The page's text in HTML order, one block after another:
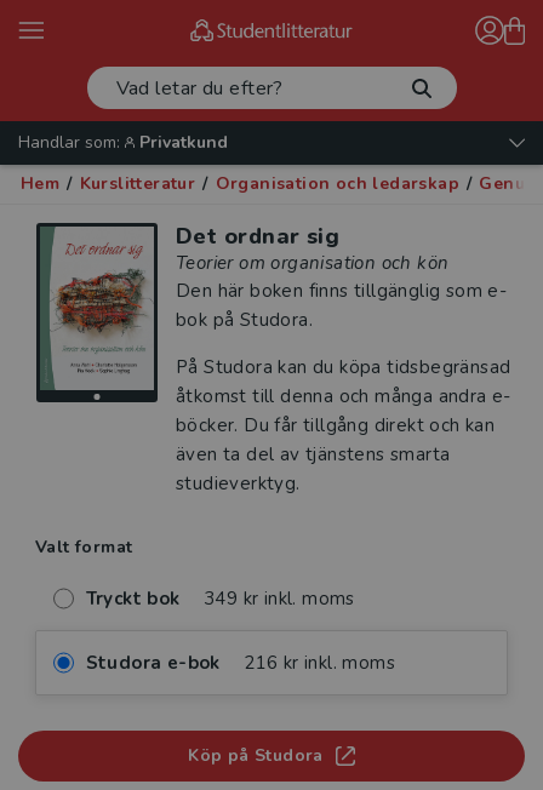
Handlar som:
Privatkund
Hem / Kurslitteratur / Organisation och ledarskap /
Det ordnar sig
Teorier om organisation och kön
Den här boken finns tillgänglig som e-
bok på Studora.
På Studora kan du köpa tidsbegränsad
åtkomst till denna och många andra e-
böcker. Du får tillgång direkt och kan
även ta del av tjänstens smarta
studieverktyg.
Valt format
Tryckt bok 349 kr inkl. moms
Studora e-bok 216 kr inkl. moms
Köp på Studora